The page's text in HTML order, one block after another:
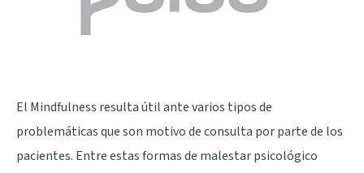
El Mindfulness resulta útil ante varios tipos de
problemáticas que son motivo de consulta por parte de los
pacientes. Entre estas formas de malestar psicológico